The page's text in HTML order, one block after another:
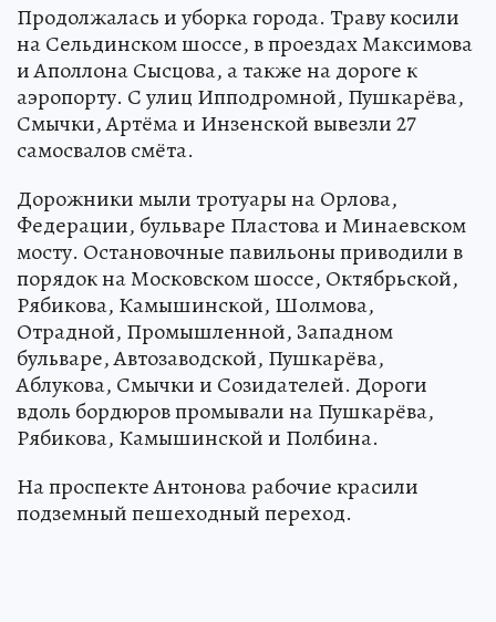
Продолжалась и уборка города. Траву косили
на Сельдинском шоссе, в проездах Максимова
и Аполлона Сысцова, а также на дороге к
аэропорту. С улиц Ипподромной, Пушкарёва,
Смычки, Артёма и Инзенской вывезли 27
самосвалов смёта.
Дорожники мыли тротуары на Орлова,
Федерации, бульваре Пластова и Минаевском
мосту. Остановочные павильоны приводили в
порядок на Московском шоссе, Октябрьской,
Рябикова, Камышинской, Шолмова,
Отрадной, Промышленной, Западном
бульваре, Автозаводской, Пушкарёва,
Аблукова, Смычки и Созидателей. Дороги
вдоль бордюров промывали на Пушкарёва,
Рябикова, Камышинской и Полбина.
На проспекте Антонова рабочие красили
подземный пешеходный переход.